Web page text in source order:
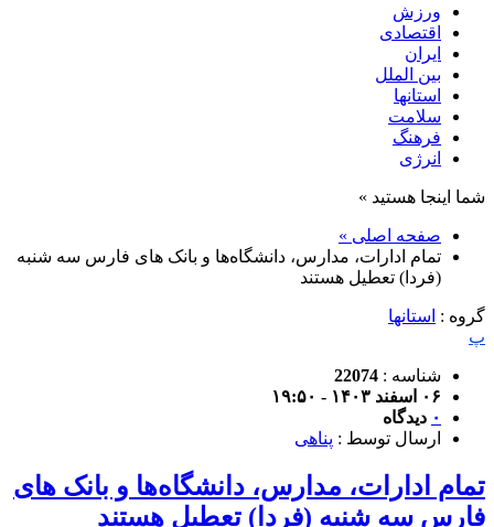
ورزش
اقتصادی
ایران
بین الملل
استانها
سلامت
فرهنگ
انرژی
شما اینجا هستید »
صفحه اصلی »
تمام ادارات، مدارس، دانشگاه‌ها و بانک های فارس سه شنبه
(فردا) تعطیل هستند
گروه : استانها
پ
شناسه : 22074
۰۶ اسفند ۱۴۰۳ - ۱۹:۵۰
۰ دیدگاه
ارسال توسط : پناهی
تمام ادارات، مدارس، دانشگاه‌ها و بانک های
فارس سه شنبه (فردا) تعطیل هستند